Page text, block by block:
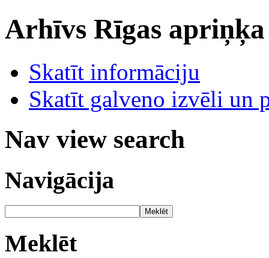
Arhīvs Rīgas
Skatīt informāciju
Skatīt galveno izvēli un
Nav view search
Navigācija
Meklēt
Meklēt